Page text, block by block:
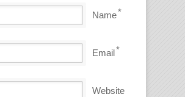
Name*
Email*
Website